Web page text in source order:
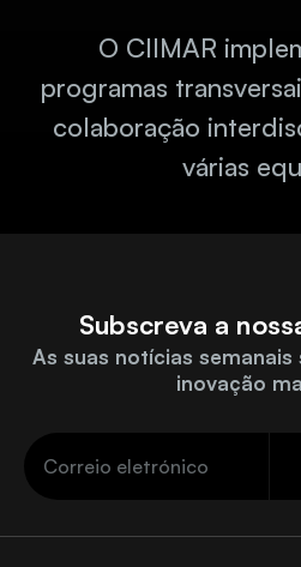
O CIIMAR
programas
colaboração
várias
Subscreva a
As suas notícias
inovação